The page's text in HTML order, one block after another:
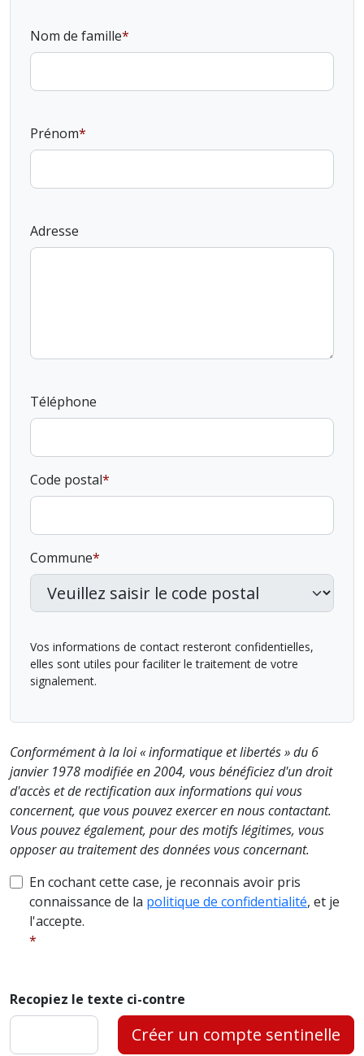
Nom de famille
Prénom
Adresse
Téléphone
Code postal
Commune
Vos informations de contact resteront confidentielles,
elles sont utiles pour faciliter le traitement de votre
signalement.
Conformément à la loi « informatique et libertés » du 6
janvier 1978 modifiée en 2004, vous bénéficiez d'un droit
d'accès et de rectification aux informations qui vous
concernent, que vous pouvez exercer en nous contactant.
Vous pouvez également, pour des motifs légitimes, vous
opposer au traitement des données vous concernant.
En cochant cette case, je reconnais avoir pris
connaissance de la politique de confidentialité, et je
l'accepte.
Recopiez le texte ci-contre
Créer un compte sentinelle